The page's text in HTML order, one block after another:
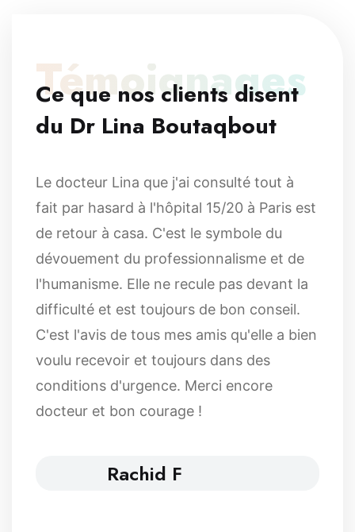
Témoignages
Ce que nos clients disent
du Dr Lina Boutaqbout
Le docteur Lina que j'ai consulté tout à
fait par hasard à l'hôpital 15/20 à Paris est
de retour à casa. C'est le symbole du
dévouement du professionnalisme et de
l'humanisme. Elle ne recule pas devant la
difficulté et est toujours de bon conseil.
C'est l'avis de tous mes amis qu'elle a bien
voulu recevoir et toujours dans des
conditions d'urgence. Merci encore
docteur et bon courage !
Rachid F